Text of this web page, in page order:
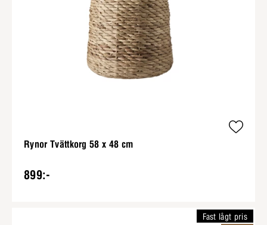
Rynor Tvättkorg 58 x 48 cm
899:-
Fast lågt pris